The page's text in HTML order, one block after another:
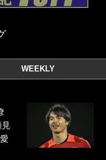
WEEKLY